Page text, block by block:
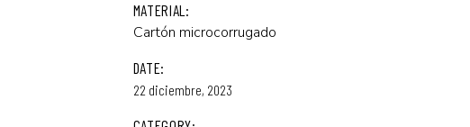
MATERIAL:
Cartón microcorrugado
DATE:
22 diciembre, 2023